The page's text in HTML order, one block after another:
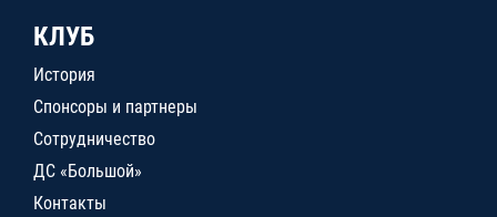
КЛУБ
История
Спонсоры и партнеры
Сотрудничество
ДС «Большой»
Контакты